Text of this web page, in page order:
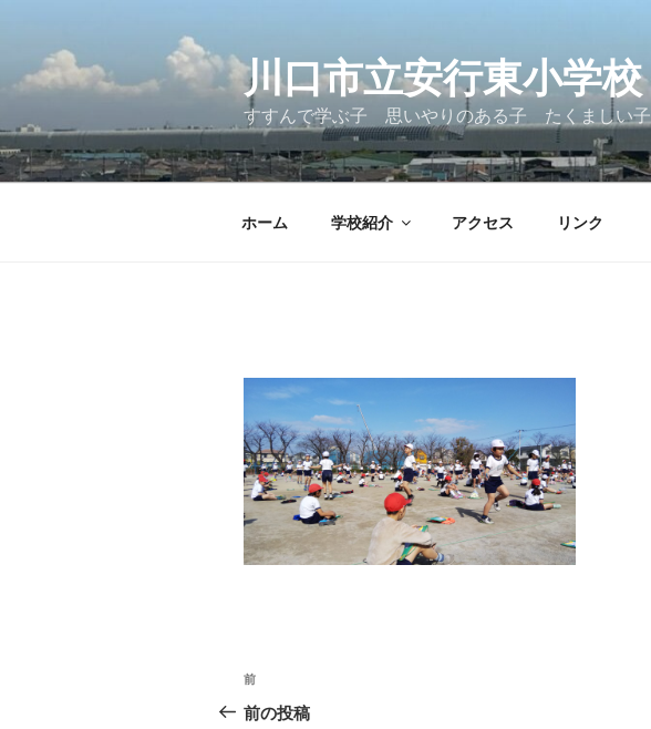
へ
ス
川口市立安行東小学校
すすんで学ぶ子 思いやりのある子 たくましい子
ホーム 学校紹介 アクセス リンク
投
稿
前
の
前
前の投稿